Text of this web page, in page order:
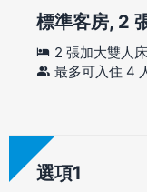
標準客房, 2
2 張加大雙人床
最多可入住 4
選項